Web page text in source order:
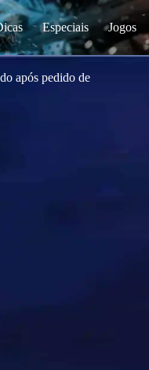
Especiais Jogos
após pedido de